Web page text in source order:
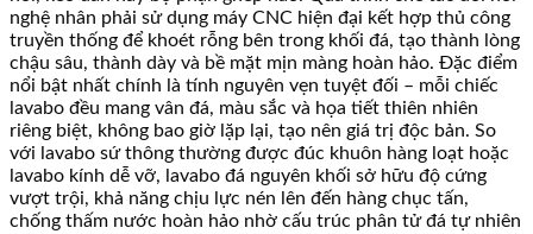
nghệ nhân phải sử dụng máy CNC hiện đại kết hợp thủ công
truyền thống để khoét rỗng bên trong khối đá, tạo thành lòng
chậu sâu, thành dày và bề mặt mịn màng hoàn hảo. Đặc điểm
nổi bật nhất chính là tính nguyên vẹn tuyệt đối – mỗi chiếc
lavabo đều mang vân đá, màu sắc và họa tiết thiên nhiên
riêng biệt, không bao giờ lặp lại, tạo nên giá trị độc bản. So
với lavabo sứ thông thường được đúc khuôn hàng loạt hoặc
lavabo kính dễ vỡ, lavabo đá nguyên khối sở hữu độ cứng
vượt trội, khả năng chịu lực nén lên đến hàng chục tấn,
chống thấm nước hoàn hảo nhờ cấu trúc phân tử đá tự nhiên